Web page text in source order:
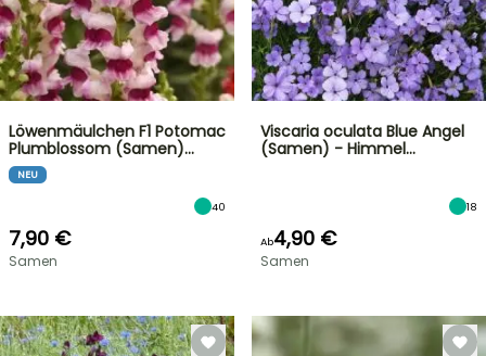
Löwenmäulchen F1 Potomac
Plumblossom (Samen)…
NEU
40
7,90 €
Samen
Viscaria oculata Blue Angel
(Samen) - Himmel…
18
Ab4,90 €
Samen